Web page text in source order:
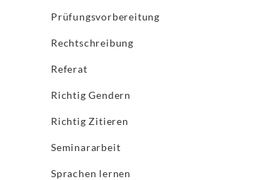
Prüfungsvorbereitung
Rechtschreibung
Referat
Richtig Gendern
Richtig Zitieren
Seminararbeit
Sprachen lernen